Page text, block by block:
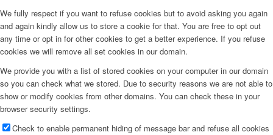
We fully respect if you want to refuse cookies but to avoid asking you again
and again kindly allow us to store a cookie for that. You are free to opt out
any time or opt in for other cookies to get a better experience. If you refuse
cookies we will remove all set cookies in our domain.
We provide you with a list of stored cookies on your computer in our domain
so you can check what we stored. Due to security reasons we are not able to
show or modify cookies from other domains. You can check these in your
browser security settings.
Check to enable permanent hiding of message bar and refuse all cookies